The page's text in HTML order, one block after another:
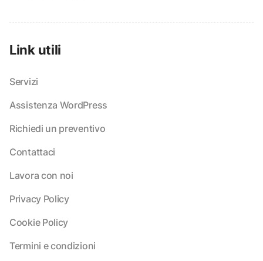
Link utili
Servizi
Assistenza WordPress
Richiedi un preventivo
Contattaci
Lavora con noi
Privacy Policy
Cookie Policy
Termini e condizioni